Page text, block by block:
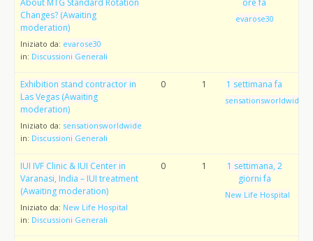
About MTG Standard Rotation
Changes? (Awaiting
moderation)
Iniziato da: evarose30
in: Discussioni Generali
ore fa
evarose30
Exhibition stand contractor in
Las Vegas (Awaiting
moderation)
Iniziato da: sensationsworldwide
in: Discussioni Generali
0 1 1 settimana fa
sensationsworldwide
IUI IVF Clinic & IUI Center in
Varanasi, India – IUI treatment
(Awaiting moderation)
Iniziato da: New Life Hospital
in: Discussioni Generali
0 1
1 settimana, 2
giorni fa
New Life Hospital